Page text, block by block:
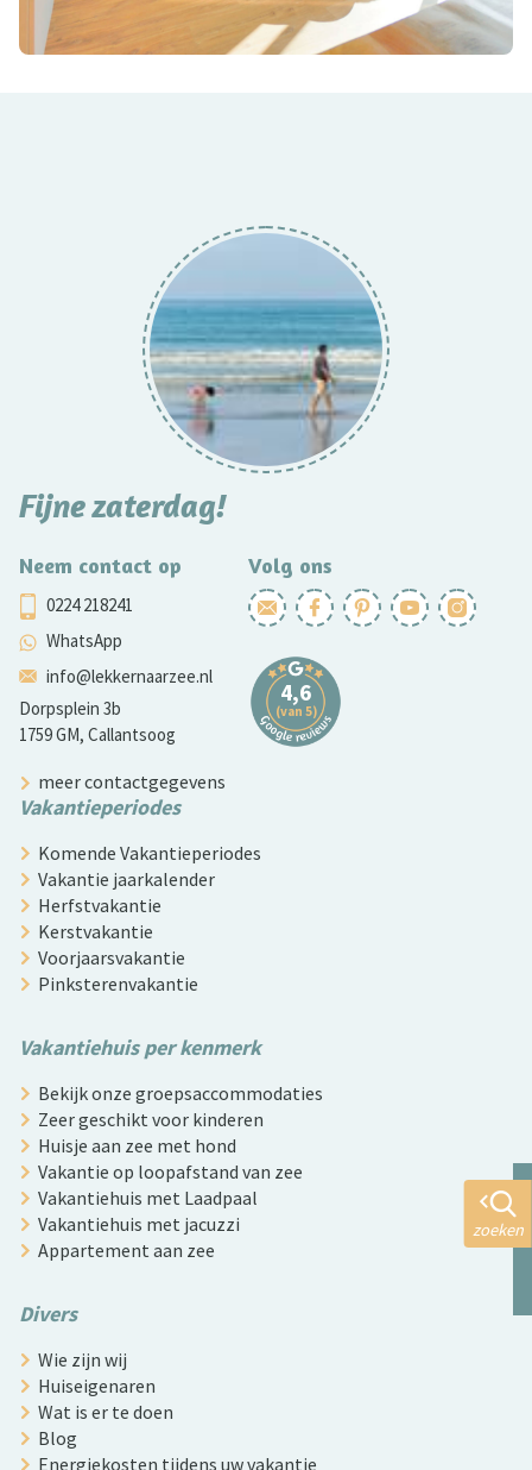
Fijne zaterdag!
Neem contact op
0224 218241
WhatsApp
info@lekkernaarzee.nl
Dorpsplein 3b
1759 GM, Callantsoog
Volg ons
meer contactgegevens
Vakantieperiodes
Komende Vakantieperiodes
Vakantie jaarkalender
Herfstvakantie
Kerstvakantie
Voorjaarsvakantie
Pinksterenvakantie
Vakantiehuis per kenmerk
Bekijk onze groepsaccommodaties
Zeer geschikt voor kinderen
Huisje aan zee met hond
Vakantie op loopafstand van zee
Vakantiehuis met Laadpaal
Vakantiehuis met jacuzzi
Appartement aan zee
Divers
Wie zijn wij
Huiseigenaren
Wat is er te doen
Blog
Energiekosten tijdens uw vakantie
zoeken